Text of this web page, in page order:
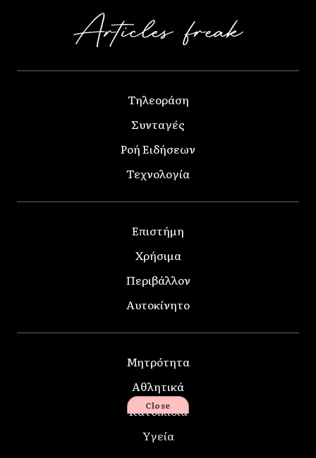
Τηλεοράση
Συνταγές
Ροή Ειδήσεων
Τεχνολογία
Επιστήμη
Χρήσιμα
Περιβάλλον
Αυτοκίνητο
Μητρότητα
Αθλητικά
Κατοικίδια
Υγεία
Close